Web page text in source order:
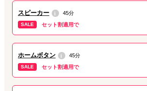
JR・京成松戸駅東口から歩いて1分、iPhone
ム松戸店です。
・海やプールでの水没
・急な雨などによる浸水、水濡れ
による複数箇所故障、基板故障の修理ご依頼
スピーカー i 45分
SALE セット割適用で
ホームボタン i 45分
SALE セット割適用で